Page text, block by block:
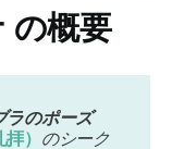
の概要
ラのポーズ
） のシーク